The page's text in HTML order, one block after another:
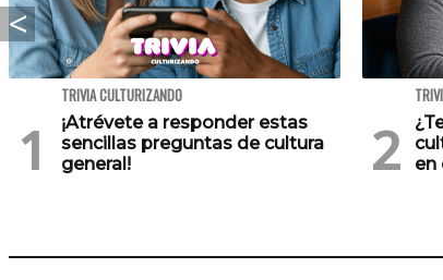
TRIVIA CULTURIZANDO
¡Atrévete a responder estas
sencillas preguntas de cultura
general!
en